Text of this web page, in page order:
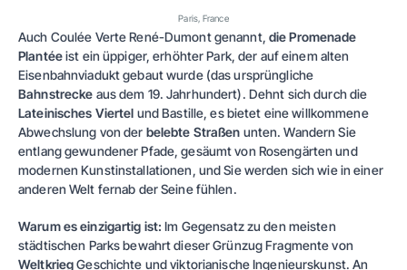
Paris, France
Auch Coulée Verte René-Dumont genannt, die Promenade
Plantéeist ein üppiger, erhöhter Park, der auf einem alten
Eisenbahnviadukt gebaut wurde (das ursprüngliche
Bahnstrecke aus dem 19. Jahrhundert). Dehnt sich durch die
Lateinisches Viertel und Bastille, es bietet eine willkommene
Abwechslung von der belebte Straßen unten. Wandern Sie
entlang gewundener Pfade, gesäumt von Rosengärten und
modernen Kunstinstallationen, und Sie werden sich wie in einer
anderen Welt fernab der Seine fühlen.
Warum es einzigartig ist: Im Gegensatz zu den meisten
städtischen Parks bewahrt dieser Grünzug Fragmente von
WeltkriegGeschichte und viktorianische Ingenieurskunst. An